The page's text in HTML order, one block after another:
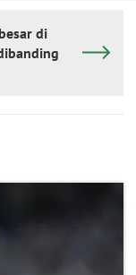
di